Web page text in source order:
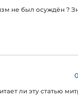
не был осуждён ?
ли эту статью